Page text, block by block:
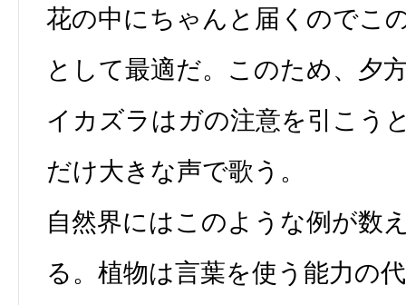
花の中にちゃんと届くのでこ
として最適だ。このため、夕
イカズラはガの注意を引こう
だけ大きな声で歌う。
自然界にはこのような例が数
る。植物は言葉を使う能力の